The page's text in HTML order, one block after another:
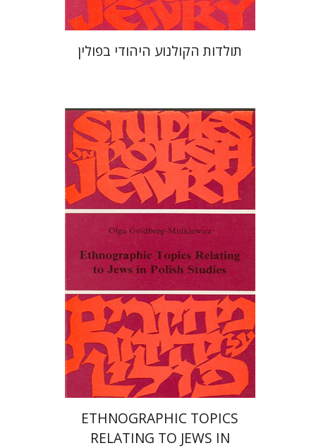
תולדות הקולנוע היהודי בפולין
אולגה גולדברג-מולקביץ
הנחת אתר ספר מודפס
$12
$11
ETHNOGRAPHIC TOPICS
RELATING TO JEWS IN